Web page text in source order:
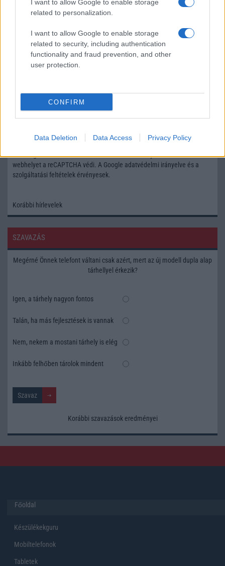
I want to allow Google to enable storage
related to personalization.
I want to allow Google to enable storage
related to security, including authentication
functionality and fraud prevention, and other
user protection.
CONFIRM
Data Deletion Data Access Privacy Policy
Feliratkozás a Telefonguru ingyenes hírlevelére
Elfogadom azAdatvédelmi és Adatkezelési TájékoztatótEzt a
webhelyet a reCAPTCHA védi. A Google adatvédelmi irányelve és a
szolgáltatási feltételek érvényesek.
Korábbi hírlevelek
SZAVAZÁS
Megérné Önnek telefont váltani csak azért, mert az új modell dupla alap
tárhellyel érkezik?
Igen, a tárhely nagyon fontos
Talán, ha más fejlesztések is vannak
Nem, nekem a mostani tárhely is elég
Inkább felhőben tárolok mindent
Korábbi szavazások eredményei
Főoldal
Készülékekguru
Mobiltelefonok
Tabletek